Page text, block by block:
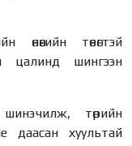
төвөгтэй
цалинд шингээн
төрийн
даасан хуультай